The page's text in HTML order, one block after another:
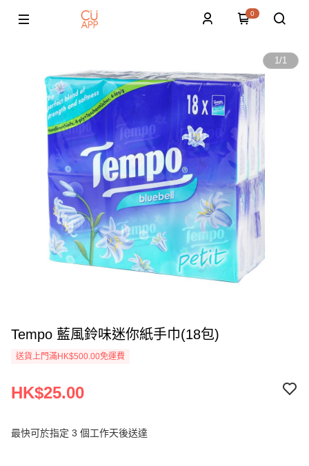
0
1/1
Tempo 藍風鈴味迷你紙手巾(18包)
送貨上門滿HK$500.00免運費
HK$25.00
最快可於指定 3 個工作天後送達